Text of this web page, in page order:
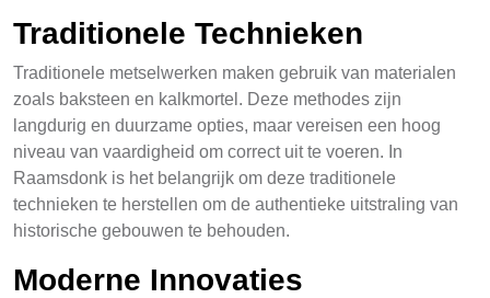
Traditionele Technieken
Traditionele metselwerken maken gebruik van materialen
zoals baksteen en kalkmortel. Deze methodes zijn
langdurig en duurzame opties, maar vereisen een hoog
niveau van vaardigheid om correct uit te voeren. In
Raamsdonk is het belangrijk om deze traditionele
technieken te herstellen om de authentieke uitstraling van
historische gebouwen te behouden.
Moderne Innovaties